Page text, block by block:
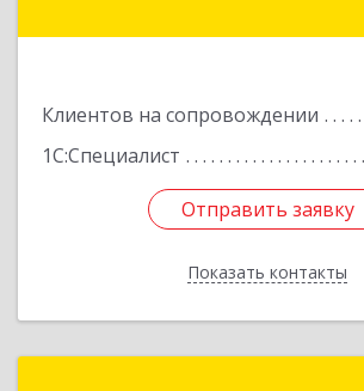
Клиентов на сопровождении
1С:Специалист
Отправить заявку
Показать контакты
Отправить заявку
Назад